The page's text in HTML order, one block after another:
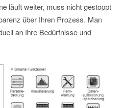
läuft weiter, muss nicht gestoppt
über Ihren Prozess. Man
an Ihre Bedürfnisse und